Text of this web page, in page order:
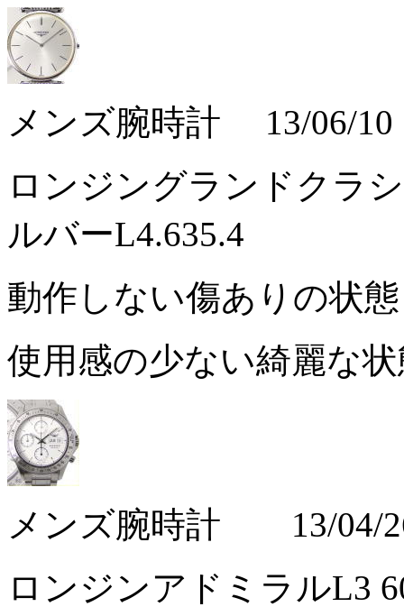
メンズ腕時計 13/06/10
ロンジングランドクラ
ルバーL4.635.4
動作しない傷ありの状
使用感の少ない綺麗な
メンズ腕時計 13/04/
ロンジンアドミラルL3